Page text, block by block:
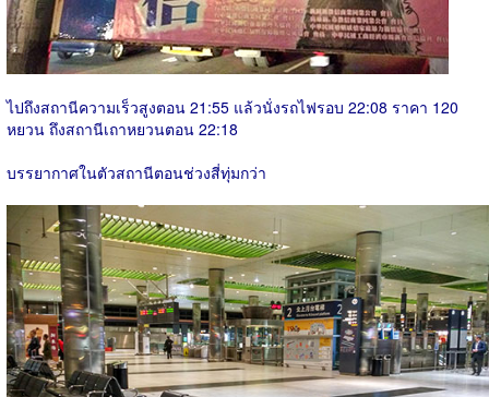
ไปถึงสถานีความเร็วสูงตอน 21:55 แล้วนั่งรถไฟรอบ 22:08 ราคา 120
หยวน ถึงสถานีเถาหยวนตอน 22:18
บรรยากาศในตัวสถานีตอนช่วงสี่ทุ่มกว่า